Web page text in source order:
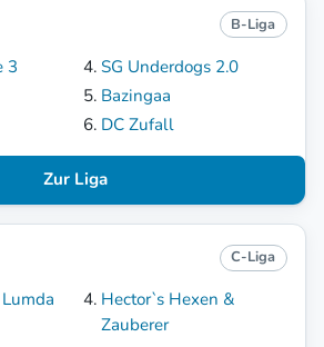
B-Liga
3
SG Underdogs 2.0
Bazingaa
DC Zufall
Zur Liga
C-Liga
Hector`s Hexen &
Zauberer